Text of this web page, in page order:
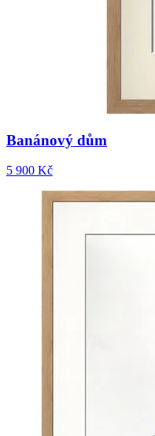
Banánový dům
5 900 Kč